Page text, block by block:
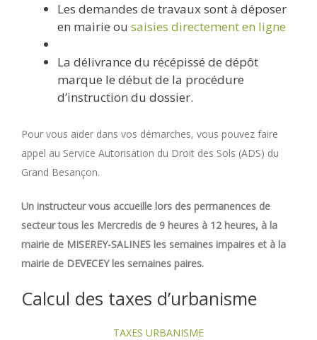
Les demandes de travaux sont à déposer
en mairie ou saisies directement en ligne
La délivrance du récépissé de dépôt
marque le début de la procédure
d’instruction du dossier.
Pour vous aider dans vos démarches, vous pouvez faire
appel au Service Autorisation du Droit des Sols (ADS) du
Grand Besançon.
Un instructeur vous accueille lors des permanences de
secteur tous les Mercredis de 9 heures à 12 heures, à la
mairie de MISEREY-SALINES les semaines impaires et à la
mairie de DEVECEY les semaines paires.
Calcul des taxes d’urbanisme
TAXES URBANISME